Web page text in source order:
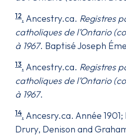
12. Ancestry.ca. Registres
catholiques de l’Ontario
à 1967. Baptisé Joseph
13. Ancestry.ca. Registres
catholiques de l’Ontario
à 1967.
14. Ancesry.ca. Année
Drury, Denison and